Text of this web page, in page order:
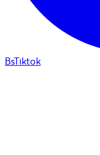
BsTiktok